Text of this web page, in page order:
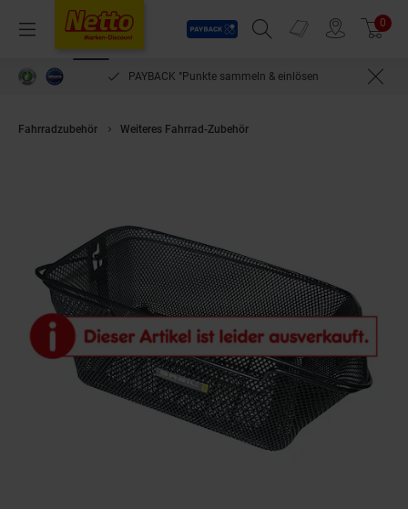
Menü
Payback
Suchfeld einblenden
Prospekte 0
PAYBACK °Punkte sammeln & einlösen
Fahrradzubehör Weiteres Fahrrad-Zubehör